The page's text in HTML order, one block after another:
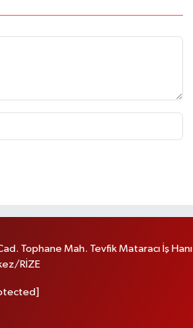
Tophane Mah. Tevfik Mataracı İş Hanı
RİZE